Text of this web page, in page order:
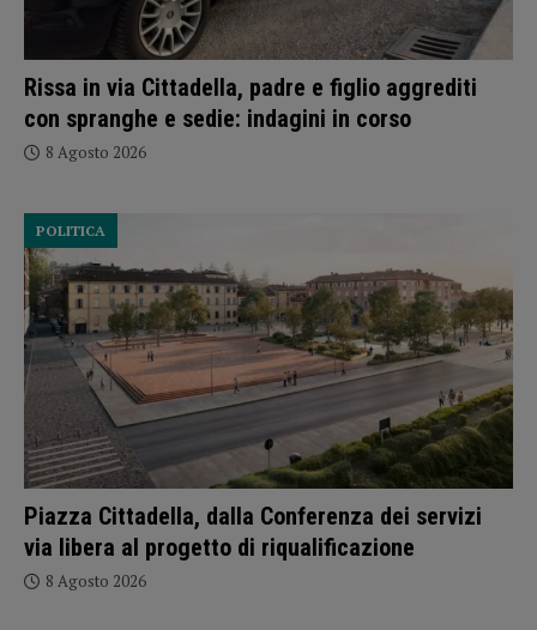
Rissa in via Cittadella, padre e figlio aggrediti
con spranghe e sedie: indagini in corso
8 Agosto 2026
Piazza Cittadella, dalla Conferenza dei servizi
via libera al progetto di riqualificazione
POLITICA
8 Agosto 2026